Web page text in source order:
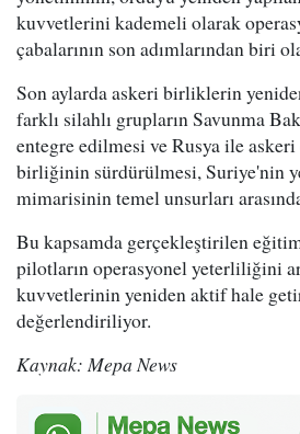
kuvvetlerini kademeli olarak
çabalarının son adımlarından biri
Son aylarda askeri birliklerin
farklı silahlı grupların Savunma
entegre edilmesi ve Rusya ile
birliğinin sürdürülmesi, Suriye'nin
mimarisinin temel unsurları
Bu kapsamda gerçekleştirilen
pilotların operasyonel yeterliliğini
kuvvetlerinin yeniden aktif hale
değerlendiriliyor.
Kaynak: Mepa News